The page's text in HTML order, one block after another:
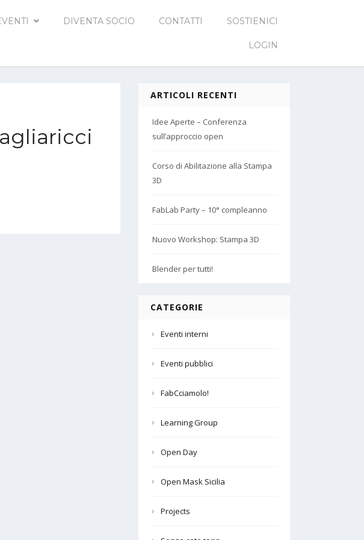
DIVENTA SOCIO CONTATTI SOSTIENICI
LOGIN
ARTICOLI RECENTI
Idee Aperte – Conferenza
sull’approccio open
Corso di Abilitazione alla Stampa
3D
FabLab Party – 10° compleanno
Nuovo Workshop: Stampa 3D
Blender per tutti!
CATEGORIE
Eventi interni
Eventi pubblici
FabCciamolo!
Learning Group
Open Day
Open Mask Sicilia
Projects